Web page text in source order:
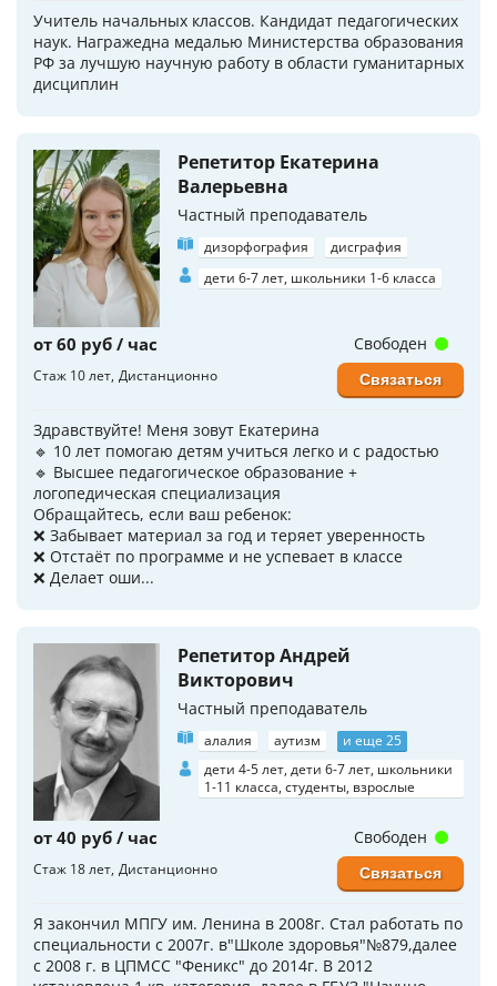
Учитель начальных классов. Кандидат педагогических
наук. Награжедна медалью Министерства образования
РФ за лучшую научную работу в области гуманитарных
дисциплин
Репетитор Екатерина
Валерьевна
Частный преподаватель
дизорфография
дисграфия
дети 6-7 лет, школьники 1-6 класса
от 60 руб / час
Стаж 10 лет Дистанционно
Здравствуйте! Меня зовут Екатерина
🔹 10 лет помогаю детям учиться легко и с радостью
🔹 Высшее педагогическое образование +
логопедическая специализация
Обращайтесь, если ваш ребенок:
❌ Забывает материал за год и теряет уверенность
❌ Отстаёт по программе и не успевает в классе
❌ Делает оши...
Свободен
Связаться
Репетитор Андрей
Викторович
Частный преподаватель
алалия аутизм
и еще 25
дети 4-5 лет, дети 6-7 лет, школьники
1-11 класса, студенты, взрослые
от 40 руб / час
Стаж 18 лет Дистанционно
Я закончил МПГУ им. Ленина в 2008г. Стал работать по
специальности с 2007г. в"Школе здоровья"№879,далее
с 2008 г. в ЦПМСС "Феникс" до 2014г. В 2012
Свободен
Связаться